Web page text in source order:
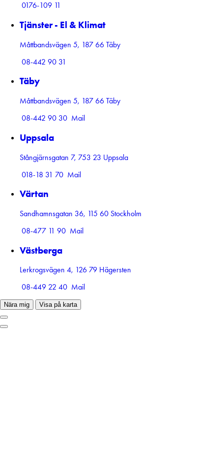
0176-109 11
Tjänster - El & Klimat
Måttbandsvägen 5, 187 66 Täby
08-442 90 31
Täby
Måttbandsvägen 5, 187 66 Täby
08-442 90 30 Mail
Uppsala
Stångjärnsgatan 7, 753 23 Uppsala
018-18 31 70 Mail
Värtan
Sandhamnsgatan 36, 115 60 Stockholm
08-477 11 90 Mail
Västberga
Lerkrogsvägen 4, 126 79 Hägersten
08-449 22 40 Mail
Nära mig Visa på karta